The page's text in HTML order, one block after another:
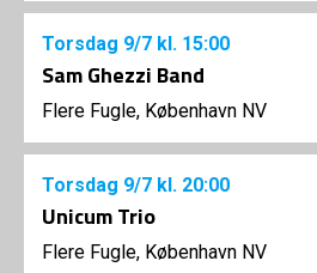
Torsdag 9/7 kl. 15:00
Sam Ghezzi Band
Flere Fugle, København NV
Torsdag 9/7 kl. 20:00
Unicum Trio
Flere Fugle, København NV